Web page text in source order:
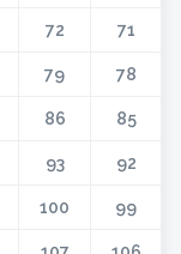
71
72
78
79
85
86
92
93
99
100